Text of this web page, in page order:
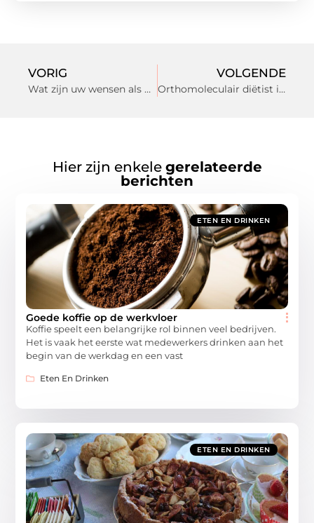
VORIG
Wat zijn uw wensen als u permanente make-up in Oosterhout laat zetten?
VOLGENDE
Orthomoleculair diëtist in Alkmaar gezondere levensstijl
Hier zijn enkele gerelateerde
berichten
ETEN EN DRINKEN
Goede koffie op de werkvloer
Koffie speelt een belangrijke rol binnen veel bedrijven.
Het is vaak het eerste wat medewerkers drinken aan het
begin van de werkdag en een vast
Eten En Drinken
ETEN EN DRINKEN